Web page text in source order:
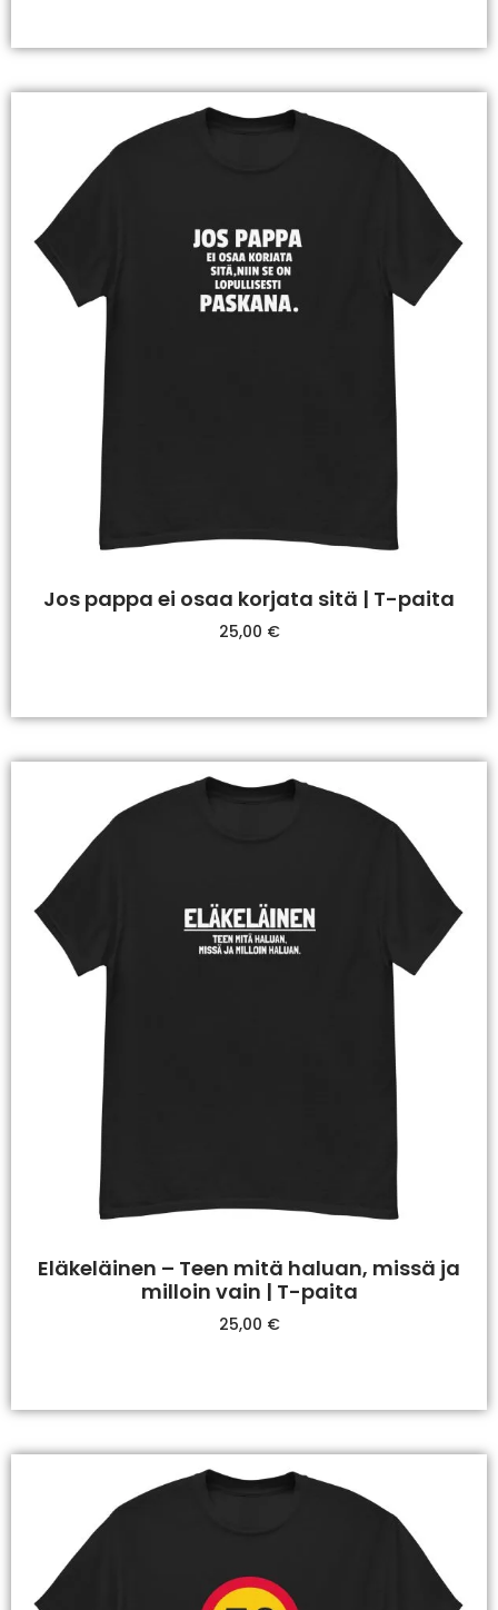
Jos pappa ei osaa korjata sitä | T-paita
25,00 €
Eläkeläinen – Teen mitä haluan, missä ja
milloin vain | T-paita
25,00 €